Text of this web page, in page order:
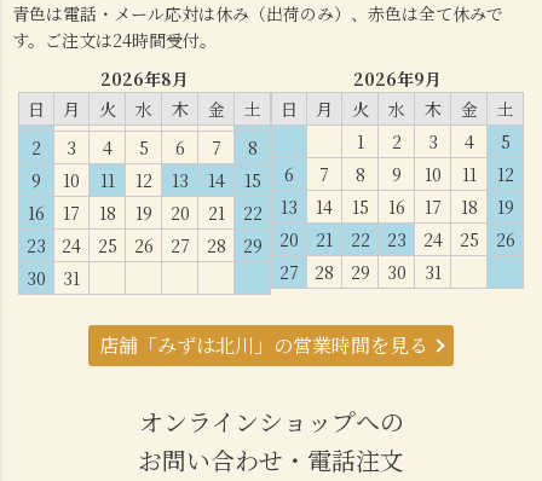
青色は電話・メール応対は休み（出荷のみ）、赤色は全て休みで
す。ご注文は24時間受付。
2026年8月
日
月 火 水 木 金
土
2
3 4 5 6 7
8
9
10 11 12 13 14
15
16
17 18 19 20 21
22
23
24 25 26 27 28
29
30
31
2026年9月
日
月 火 水 木 金
土
1
2 3 4
5
6
7 8 9 10 11
12
13
14 15 16 17 18
19
20
21 22 23 24 25
26
27
28 29 30 31
店舗「みずは北川」の営業時間を見る
オンラインショップへの
お問い合わせ・電話注文